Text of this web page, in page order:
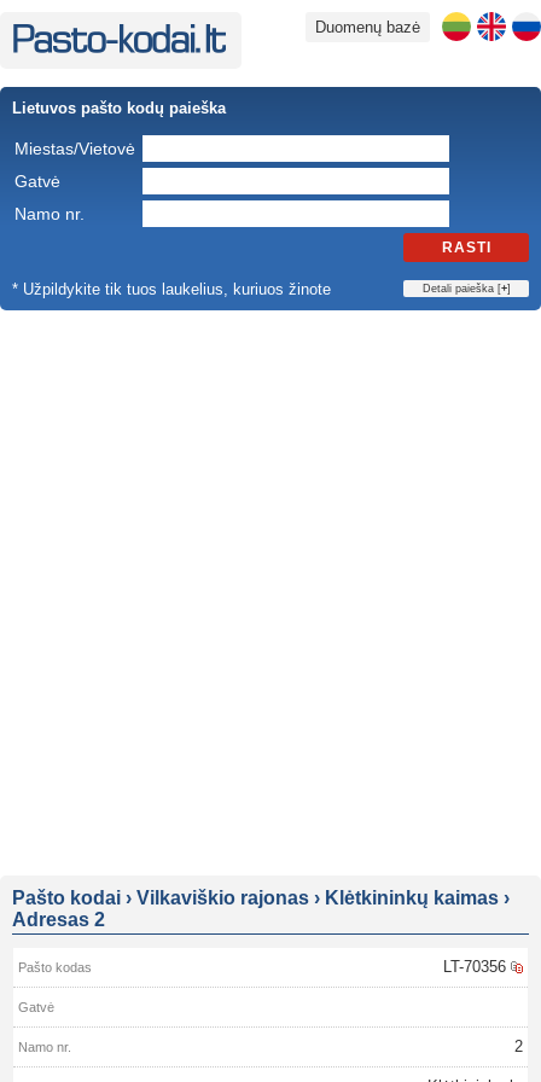
Duomenų bazė
Lietuvos pašto kodų paieška
Miestas/Vietovė
Gatvė
Namo nr.
RASTI
* Užpildykite tik tuos laukelius, kuriuos žinote Detali paieška [+]
Pašto kodai › Vilkaviškio rajonas › Klėtkininkų kaimas ›
Adresas 2
LT-70356
2